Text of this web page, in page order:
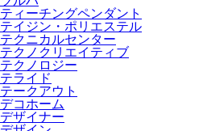
ティーチングペンダント
テイジン・ポリエステル
テクニカルセンター
テクノクリエイティブ
テクノロジー
テライド
テークアウト
デコホーム
デザイナー